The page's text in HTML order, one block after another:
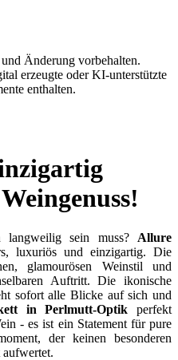
Änderung vorbehalten.
erzeugte oder KI-unterstützte
enthalten.
langweilig sein muss? Allure
luxuriös und einzigartig. Die
glamourösen Weinstil und
Auftritt. Die ikonische
sofort alle Blicke auf sich und
in Perlmutt-Optik perfekt
- es ist ein Statement für pure
der keinen besonderen